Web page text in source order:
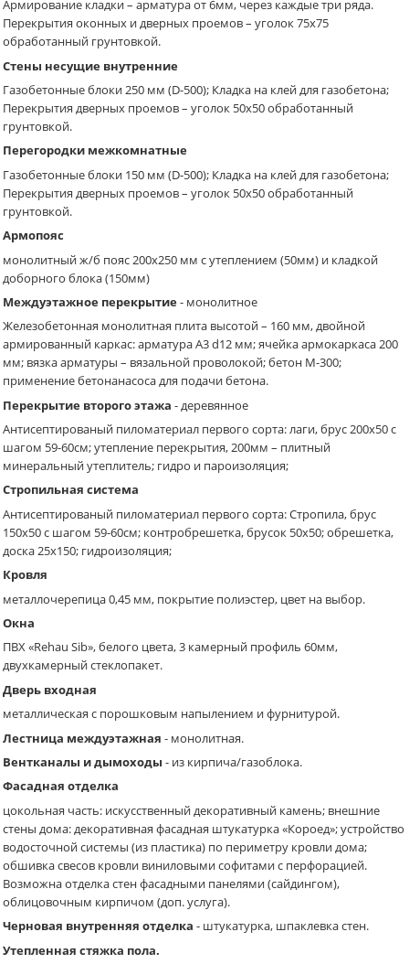
Армирование кладки – арматура от 6мм, через каждые три ряда.
Перекрытия оконных и дверных проемов – уголок 75х75
обработанный грунтовкой.
Стены несущие внутренние
Газобетонные блоки 250 мм (D-500); Кладка на клей для газобетона;
Перекрытия дверных проемов – уголок 50х50 обработанный
грунтовкой.
Перегородки межкомнатные
Газобетонные блоки 150 мм (D-500); Кладка на клей для газобетона;
Перекрытия дверных проемов – уголок 50х50 обработанный
грунтовкой.
Армопояс
монолитный ж/б пояс 200х250 мм с утеплением (50мм) и кладкой
доборного блока (150мм)
Междуэтажное перекрытие- монолитное
Железобетонная монолитная плита высотой – 160 мм, двойной
армированный каркас: арматура A3 d12 мм; ячейка армокаркаса 200
мм; вязка арматуры – вязальной проволокой; бетон М-300;
применение бетонанасоса для подачи бетона.
Перекрытие второго этажа - деревянное
Антисептированый пиломатериал первого сорта: лаги, брус 200х50 с
шагом 59-60см; утепление перекрытия, 200мм – плитный
минеральный утеплитель; гидро и пароизоляция;
Стропильная система
Антисептированый пиломатериал первого сорта: Стропила, брус
150х50 с шагом 59-60см; контробрешетка, брусок 50х50; обрешетка,
доска 25х150; гидроизоляция;
Кровля
металлочерепица 0,45 мм, покрытие полиэстер, цвет на выбор.
Окна
ПВХ «Rehau Sib», белого цвета, 3 камерный профиль 60мм,
двухкамерный стеклопакет.
Дверь входная
металлическая с порошковым напылением и фурнитурой.
Лестница междуэтажная - монолитная.
Вентканалы и дымоходы - из кирпича/газоблока.
Фасадная отделка
цокольная часть: искусственный декоративный камень; внешние
стены дома: декоративная фасадная штукатурка «Короед»; устройство
водосточной системы (из пластика) по периметру кровли дома;
обшивка свесов кровли виниловыми софитами с перфорацией.
Возможна отделка стен фасадными панелями (сайдингом),
облицовочным кирпичом (доп. услуга).
Черновая внутренняя отделка - штукатурка, шпаклевка стен.
Утепленная стяжка пола.